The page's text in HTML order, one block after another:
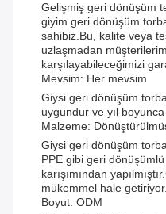
Gelişmiş geri dönüşüm
giyim geri dönüşüm
sahibiz.Bu, kalite veya
uzlaşmadan
karşılayabileceğimizi
Mevsim: Her mevsim
Giysi geri dönüşüm
uygundur ve yıl boyunca
Malzeme:
Giysi geri dönüşüm
PPE gibi geri
karışımından
mükemmel hale
Boyut: ODM